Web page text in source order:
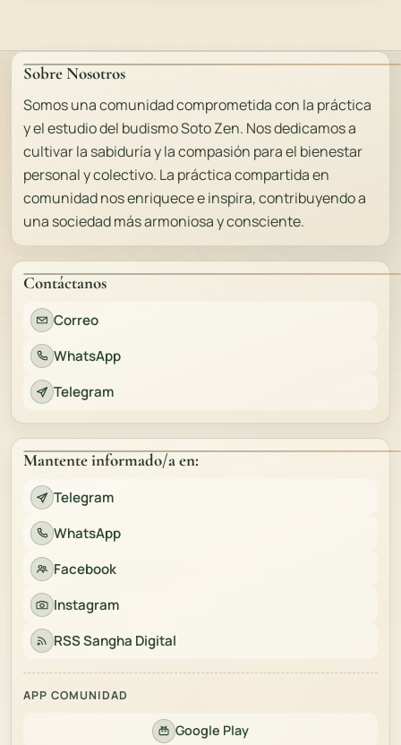
Sobre Nosotros
Somos una comunidad comprometida con la práctica
y el estudio del budismo Soto Zen. Nos dedicamos a
cultivar la sabiduría y la compasión para el bienestar
personal y colectivo. La práctica compartida en
comunidad nos enriquece e inspira, contribuyendo a
una sociedad más armoniosa y consciente.
Contáctanos
Correo
WhatsApp
Telegram
Mantente informado/a en:
Telegram
WhatsApp
Facebook
Instagram
RSS Sangha Digital
APP COMUNIDAD
Google Play